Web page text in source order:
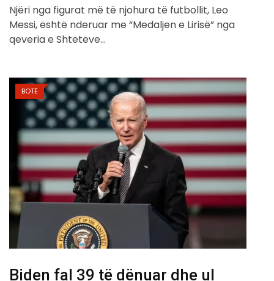
Njëri nga figurat më të njohura të futbollit, Leo
Messi, është nderuar me “Medaljen e Lirisë” nga
qeveria e Shteteve…
BOTË
Biden fal 39 të dënuar dhe ul